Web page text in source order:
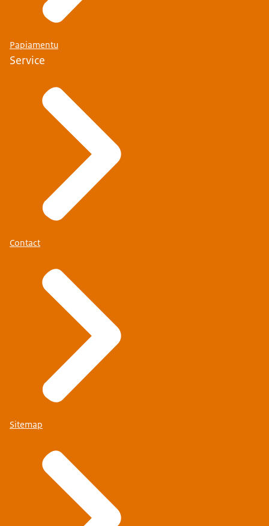
Papiamentu
Service
Contact
Sitemap